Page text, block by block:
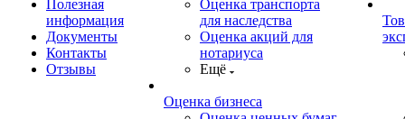
Полезная
информация
Документы
Контакты
Отзывы
Оценка транспорта
для наследства
Оценка акций для
нотариуса
Ещё
Оценка бизнеса